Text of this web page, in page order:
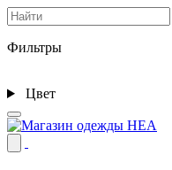
Фильтры
Цвет